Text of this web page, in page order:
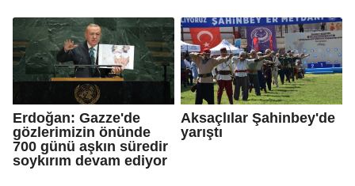
Erdoğan: Gazze'de
gözlerimizin önünde
700 günü aşkın süredir
soykırım devam ediyor
Aksaçlılar Şahinbey'de
yarıştı